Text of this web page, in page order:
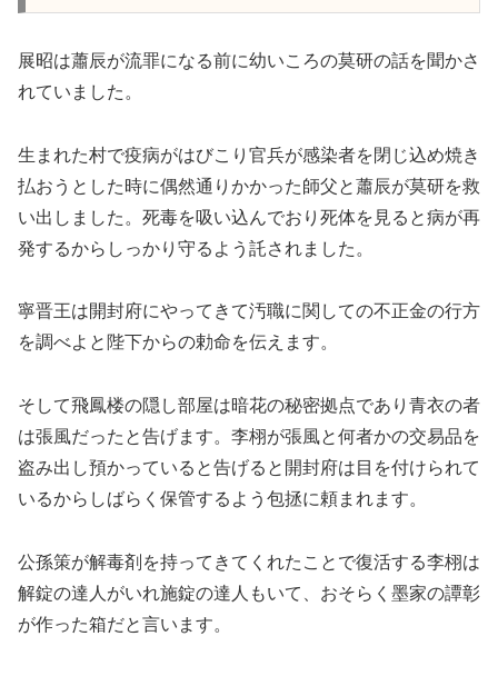
展昭は蕭辰が流罪になる前に幼いころの莫研の話を聞かさ
れていました。
生まれた村で疫病がはびこり官兵が感染者を閉じ込め焼き
払おうとした時に偶然通りかかった師父と蕭辰が莫研を救
い出しました。死毒を吸い込んでおり死体を見ると病が再
発するからしっかり守るよう託されました。
寧晋王は開封府にやってきて汚職に関しての不正金の行方
を調べよと陛下からの勅命を伝えます。
そして飛鳳楼の隠し部屋は暗花の秘密拠点であり青衣の者
は張風だったと告げます。李栩が張風と何者かの交易品を
盗み出し預かっていると告げると開封府は目を付けられて
いるからしばらく保管するよう包拯に頼まれます。
公孫策が解毒剤を持ってきてくれたことで復活する李栩は
解錠の達人がいれ施錠の達人もいて、おそらく墨家の譚彰
が作った箱だと言います。